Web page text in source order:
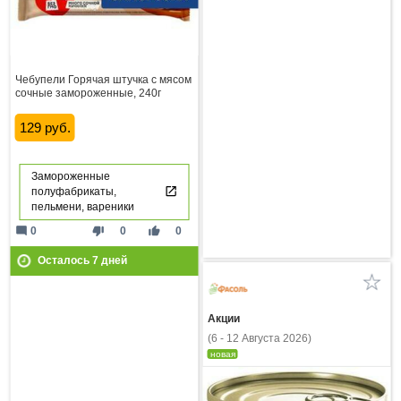
Чебупели Горячая штучка с мясом
сочные замороженные, 240г
129 руб.
Замороженные
полуфабрикаты,
пельмени, вареники
thumb_down 0 thumb_up 0
mode_comment 0
Осталось 7дней
Акции
(6 - 12 Августа 2026)
новая